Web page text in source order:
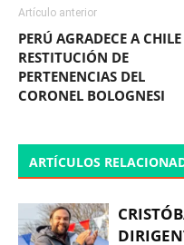
Artículo anterior
PERÚ AGRADECE A
RESTITUCIÓN DE
PERTENENCIAS DEL
CORONEL BOLOGNESI
ARTÍCULOS